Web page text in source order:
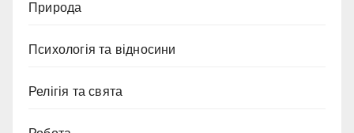
Природа
Психологія та відносини
Релігія та свята